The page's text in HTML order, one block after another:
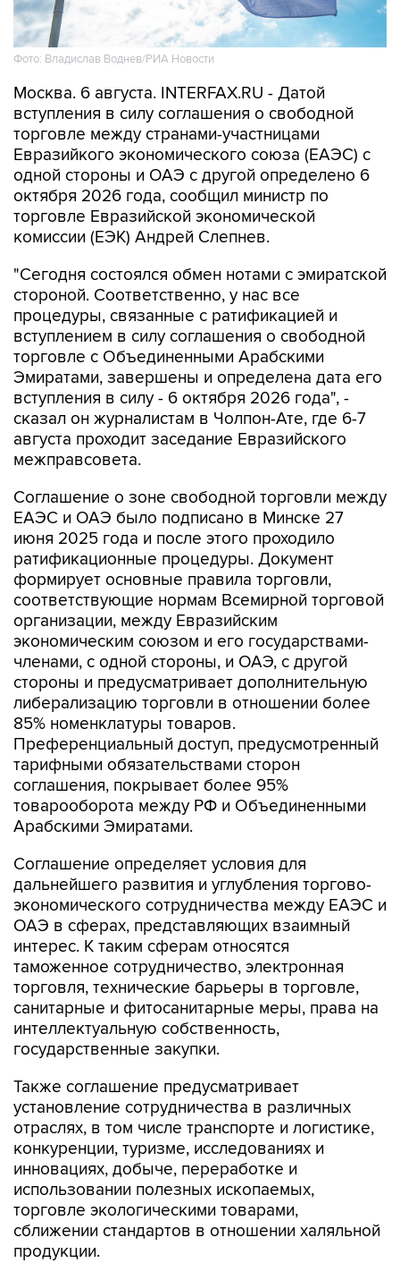
Фото: Владислав Воднев/РИА Новости
Москва. 6 августа. INTERFAX.RU - Датой
вступления в силу соглашения о свободной
торговле между странами-участницами
Евразийкого экономического союза (ЕАЭС) с
одной стороны и ОАЭ с другой определено 6
октября 2026 года, сообщил министр по
торговле Евразийской экономической
комиссии (ЕЭК) Андрей Слепнев.
"Сегодня состоялся обмен нотами с эмиратской
стороной. Соответственно, у нас все
процедуры, связанные с ратификацией и
вступлением в силу соглашения о свободной
торговле с Объединенными Арабскими
Эмиратами, завершены и определена дата его
вступления в силу - 6 октября 2026 года", -
сказал он журналистам в Чолпон-Ате, где 6-7
августа проходит заседание Евразийского
межправсовета.
Соглашение о зоне свободной торговли между
ЕАЭС и ОАЭ было подписано в Минске 27
июня 2025 года и после этого проходило
ратификационные процедуры. Документ
формирует основные правила торговли,
соответствующие нормам Всемирной торговой
организации, между Евразийским
экономическим союзом и его государствами-
членами, с одной стороны, и ОАЭ, с другой
стороны и предусматривает дополнительную
либерализацию торговли в отношении более
85% номенклатуры товаров.
Преференциальный доступ, предусмотренный
тарифными обязательствами сторон
соглашения, покрывает более 95%
товарооборота между РФ и Объединенными
Арабскими Эмиратами.
Соглашение определяет условия для
дальнейшего развития и углубления торгово-
экономического сотрудничества между ЕАЭС и
ОАЭ в сферах, представляющих взаимный
интерес. К таким сферам относятся
таможенное сотрудничество, электронная
торговля, технические барьеры в торговле,
санитарные и фитосанитарные меры, права на
интеллектуальную собственность,
государственные закупки.
Также соглашение предусматривает
установление сотрудничества в различных
отраслях, в том числе транспорте и логистике,
конкуренции, туризме, исследованиях и
инновациях, добыче, переработке и
использовании полезных ископаемых,
торговле экологическими товарами,
сближении стандартов в отношении халяльной
продукции.